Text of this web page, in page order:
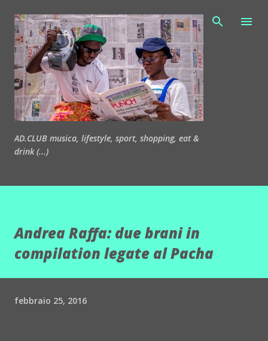
Passa ai contenuti principali
AD.CLUB musica, lifestyle, sport, shopping, eat &
drink (...)
Andrea Raffa: due brani in
compilation legate al Pacha
febbraio 25, 2016